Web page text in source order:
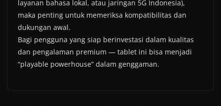
layanan bahasa lokal, atau jaringan 5G Indonesia),
maka penting untuk memeriksa kompatibilitas dan
dukungan awal.
Bagi pengguna yang siap berinvestasi dalam kualitas
dan pengalaman premium — tablet ini bisa menjadi
“playable powerhouse” dalam genggaman.